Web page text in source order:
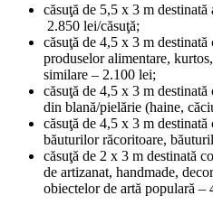
căsuţă de 5,5 x 3 m
2.850 lei/căsuţă;
căsuţă de 4,5 x 3 m
produselor alimentare,
similare – 2.100 lei;
căsuţă de 4,5 x 3 m
din blană/pielărie (haine,
căsuţă de 4,5 x 3 m
băuturilor răcoritoare,
căsuţă de 2 x 3 m destinată
de artizanat, handmade,
obiectelor de artă populară –